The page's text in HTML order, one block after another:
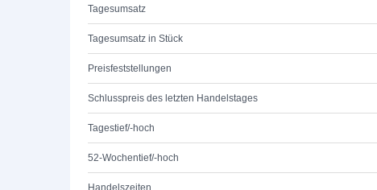
Tagesumsatz
Tagesumsatz in Stück
Preisfeststellungen
Schlusspreis des letzten Handelstages
Tagestief/-hoch
52-Wochentief/-hoch
Handelszeiten